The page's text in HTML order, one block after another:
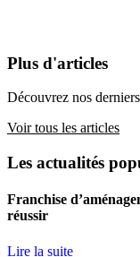
Plus d'articles
Découvrez nos
Voir tous les articles
Les actualités
Franchise
réussir
Lire la suite